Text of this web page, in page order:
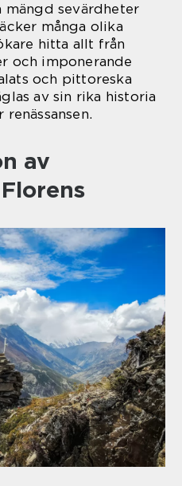
sevärdheter
många olika
hitta allt från
och imponerande
och pittoreska
av sin rika historia
av